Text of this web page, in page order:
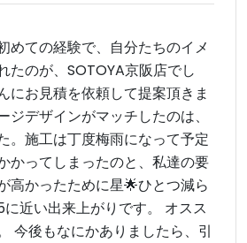
めての経験で、自分たちのイメ
たのが、SOTOYA京阪店でし
にお見積を依頼して提案頂きま
ジデザインがマッチしたのは、
。施工は丁度梅雨になって予定
かってしまったのと、私達の要
高かったために星🌟ひとつ減ら
近い出来上がりです。 オスス
今後もなにかありましたら、引